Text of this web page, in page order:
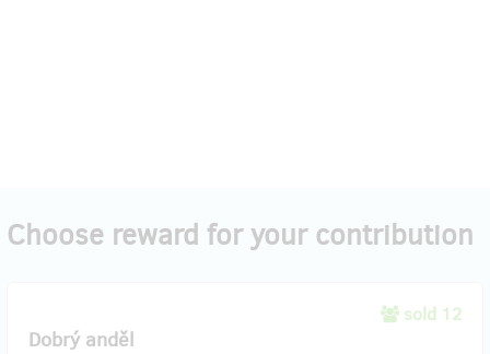
Choose reward for your contribution
sold 12
Dobrý anděl